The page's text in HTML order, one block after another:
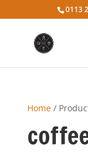
0113
Home/